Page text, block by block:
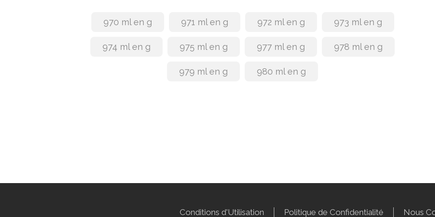
970 ml en g 971 ml en g 972 ml en g 973 ml en g
974 ml en g 975 ml en g 977 ml en g 978 ml en g
979 ml en g 980 ml en g
Conditions d'Utilisation Politique de Confidentialité Nous